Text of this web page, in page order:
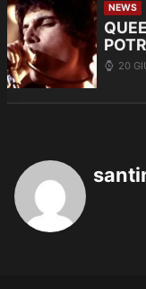
NEWS
20